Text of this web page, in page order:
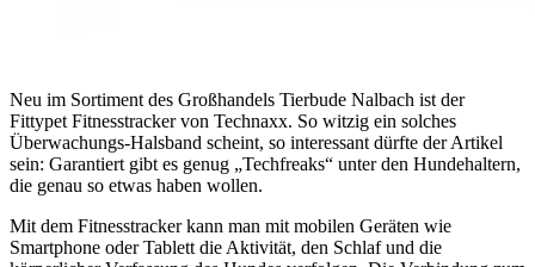
Neu im Sortiment des Großhandels Tierbude Nalbach ist der
Fittypet Fitnesstracker von Technaxx. So witzig ein solches
Überwachungs-Halsband scheint, so interessant dürfte der Artikel
sein: Garantiert gibt es genug „Techfreaks“ unter den Hundehaltern,
die genau so etwas haben wollen.
Mit dem Fitnesstracker kann man mit mobilen Geräten wie
Smartphone oder Tablett die Aktivität, den Schlaf und die